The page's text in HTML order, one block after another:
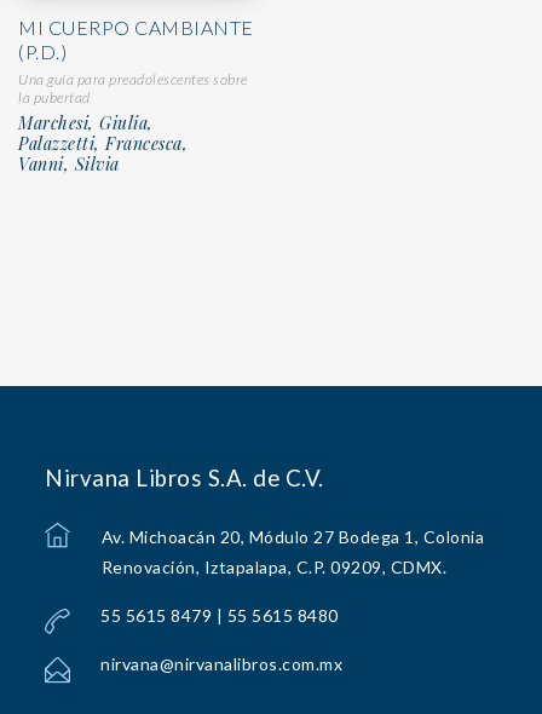
MI CUERPO CAMBIANTE
(P.D.)
Una guía para preadolescentes sobre
la pubertad
Marchesi, Giulia,
Palazzetti, Francesca,
Vanni, Silvia
Nirvana Libros S.A. de C.V.
Av. Michoacán 20, Módulo 27 Bodega 1, Colonia
Renovación, Iztapalapa, C.P. 09209, CDMX.
55 5615 8479 | 55 5615 8480
nirvana@nirvanalibros.com.mx